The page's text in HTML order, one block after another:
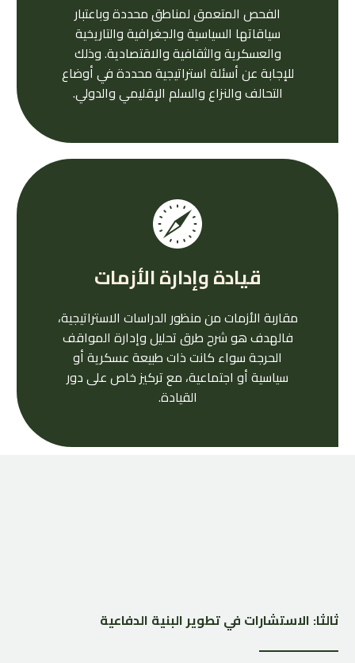
الفحص المتعمق لمناطق محددة وباعتبار
سياقاتها السياسية والجغرافية والتاريخية
والعسكرية والثقافية والاقتصادية. وذلك
للإجابة عن أسئلة استراتيجية محددة في أوضاع
التحالف والنزاع والسلم الإقليمي والدولي.
قيادة وإدارة الأزمات
مقاربة الأزمات من منظور الدراسات الاستراتيجية،
فالهدف هو شرح طرق تحليل وإدارة المواقف
الحرجة سواء كانت ذات طبيعة عسكرية أو
سياسية أو اجتماعية، مع تركيز خاص على دور
القيادة.
ثالثا: الاستشارات في تطوير البنية الدفاعية